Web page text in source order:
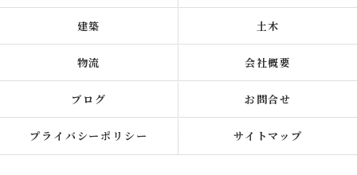
建築 土木
物流 会社概要
ブログ お問合せ
プライバシーポリシー サイトマップ